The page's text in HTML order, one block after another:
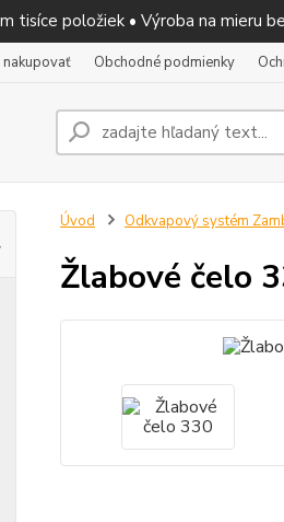
tisíce položiek • Výroba na mieru
nakupovať Obchodné podmienky
Úvod Odkvapový systém
Žlabové čelo